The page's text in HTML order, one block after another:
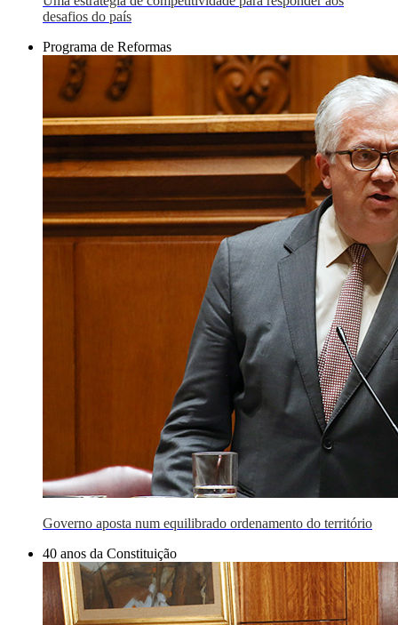
desafios do país
Programa de Reformas
Governo aposta num equilibrado ordenamento do território
40 anos da Constituição